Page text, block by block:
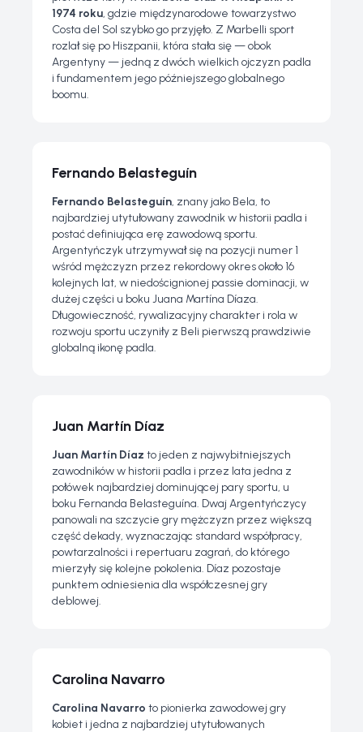
1974 roku, gdzie międzynarodowe towarzystwo
Costa del Sol szybko go przyjęło. Z Marbelli sport
rozlał się po Hiszpanii, która stała się — obok
Argentyny — jedną z dwóch wielkich ojczyzn padla
i fundamentem jego późniejszego globalnego
boomu.
Fernando Belasteguín
Fernando Belasteguín, znany jako Bela, to
najbardziej utytułowany zawodnik w historii padla i
postać definiująca erę zawodową sportu.
Argentyńczyk utrzymywał się na pozycji numer 1
wśród mężczyzn przez rekordowy okres około 16
kolejnych lat, w niedoścignionej passie dominacji, w
dużej części u boku Juana Martína Díaza.
Długowieczność, rywalizacyjny charakter i rola w
rozwoju sportu uczyniły z Beli pierwszą prawdziwie
globalną ikonę padla.
Juan Martín Díaz
Juan Martín Díaz to jeden z najwybitniejszych
zawodników w historii padla i przez lata jedna z
połówek najbardziej dominującej pary sportu, u
boku Fernanda Belasteguína. Dwaj Argentyńczycy
panowali na szczycie gry mężczyzn przez większą
część dekady, wyznaczając standard współpracy,
powtarzalności i repertuaru zagrań, do którego
mierzyły się kolejne pokolenia. Díaz pozostaje
punktem odniesienia dla współczesnej gry
deblowej.
Carolina Navarro
Carolina Navarro to pionierka zawodowej gry
kobiet i jedna z najbardziej utytułowanych